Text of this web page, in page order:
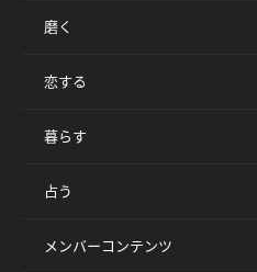
磨く
恋する
暮らす
占う
メンバーコンテンツ